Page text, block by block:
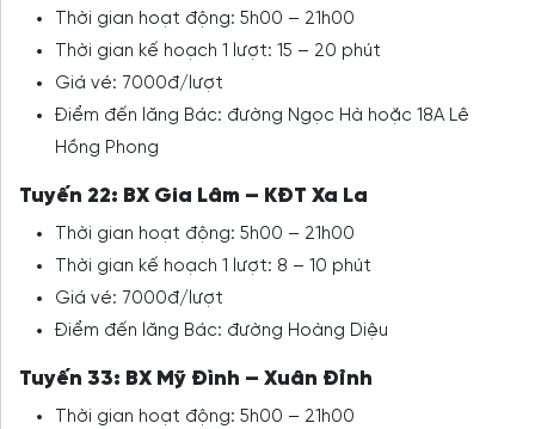
Thời gian hoạt động: 5h00 – 21h00
Thời gian kế hoạch 1 lượt: 15 – 20 phút
Giá vé: 7000đ/lượt
Điểm đến lăng Bác: đường Ngọc Hà hoặc 18A Lê
Hồng Phong
Tuyến 22: BX Gia Lâm – KĐT Xa La
Thời gian hoạt động: 5h00 – 21h00
Thời gian kế hoạch 1 lượt: 8 – 10 phút
Giá vé: 7000đ/lượt
Điểm đến lăng Bác: đường Hoàng Diệu
Tuyến 33: BX Mỹ Đình – Xuân Đỉnh
Thời gian hoạt động: 5h00 – 21h00